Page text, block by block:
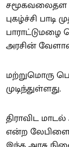
சமூகவலைதள
புகழ்ச்சி பாடி
பாராட்டுமழை
அரசின்
மற்றுமொரு
முடிந்துள்ளது.
திராவிட
என்ற லேபிளை